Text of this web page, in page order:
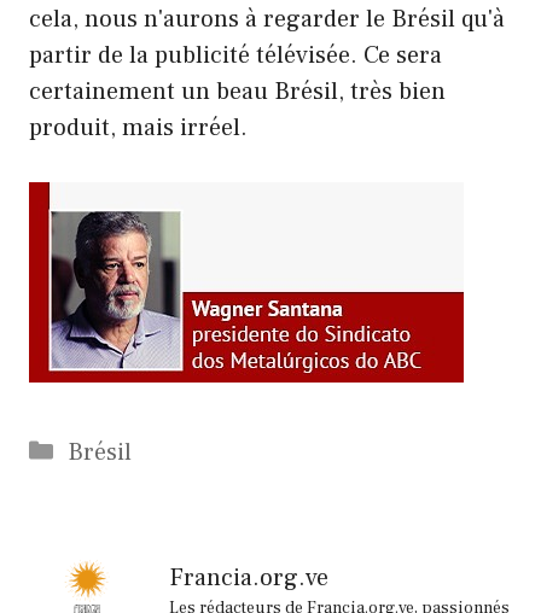
cela, nous n'aurons à regarder le Brésil qu'à
partir de la publicité télévisée. Ce sera
certainement un beau Brésil, très bien
produit, mais irréel.
Catégories
Brésil
Francia.org.ve
Les rédacteurs de Francia.org.ve, passionnés